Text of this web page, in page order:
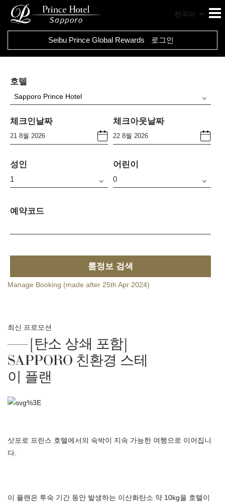
한국어
Seibu Prince Global Rewards 로그인
호텔
Sapporo Prince Hotel
체크인날짜 체크아웃날짜
성인 어린이
예약코드
룸정보 검색
Manage Booking (made after 25th Apr 2024)
최신 프로모션
[탄소 상쇄 포함]
SAPPORO 친환경 스테
이 플랜
삿포로 프린스 호텔에서의 숙박이 지속 가능한 여행으로 이어집니
다.
이 플랜은 투숙 기간 동안 발생하는 이산화탄소 약 10kg을 호텔이